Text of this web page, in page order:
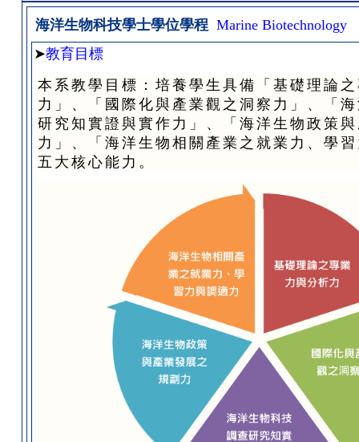
海洋生物科技學士學位學程 Marine Biotechnology
➤教育目標
本系教學目標：培養學生具備「基礎理論
力」、「國際化與產業觀之洞察力」、「
研究知實證與實作力」、「海洋生物政策
力」、「海洋生物相關產業之就業力、學
五大核心能力。